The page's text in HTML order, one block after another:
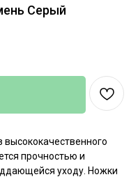
Серый
прочностью и
уходу. Ножки